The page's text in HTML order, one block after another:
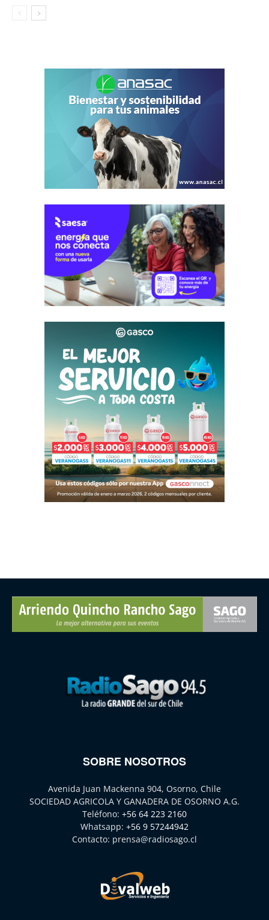
SOBRE NOSOTROS
Avenida Juan Mackenna 904, Osorno, Chile
SOCIEDAD AGRICOLA Y GANADERA DE OSORNO A.G.
Teléfono: +56 64 223 2160
Whatsapp: +56 9 57244942
Contacto: prensa@radiosago.cl